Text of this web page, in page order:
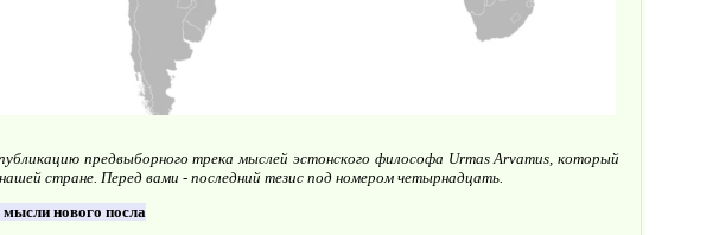
предвыборного трека мыслей эстонского философа Urmas Arvamus, который
стране. Перед вами - последний тезис под номером четырнадцать.
нового посла